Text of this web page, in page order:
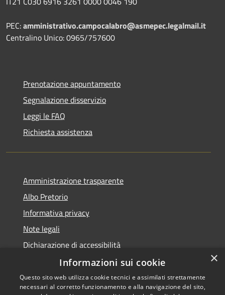
PEC:amministrativo.campocalabro@asmepec.legalmail.it
Centralino Unico: 0965/757600
Prenotazione appuntamento
Segnalazione disservizio
Leggi le FAQ
Richiesta assistenza
Amministrazione trasparente
Albo Pretorio
Informativa privacy
Note legali
Dichiarazione di accessibilità
×
Informazioni sui cookie
Questo sito web utilizza cookie tecnici e assimilati strettamente
necessari al corretto funzionamento e alla navigazione del sito,